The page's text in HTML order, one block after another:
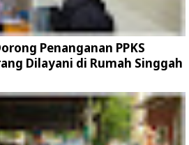
Penanganan PPKS
Dilayani di Rumah Singgah